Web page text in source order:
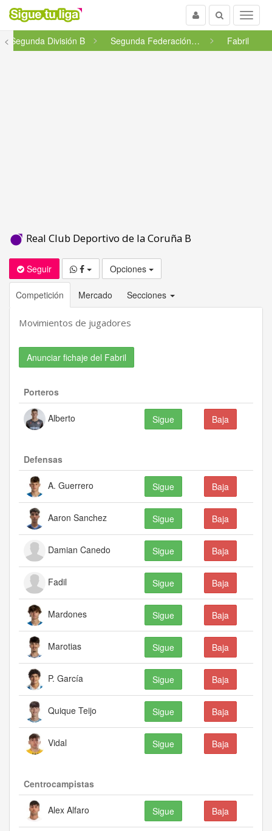
Menu
Buscar
Usuario
< Segunda División B Segunda Federación - Grupo 1 ... Fabril
Real Club Deportivo de la Coruña B
Seguir Opciones
Competición Mercado Secciones
Movimientos de jugadores
Anunciar fichaje del Fabril
Porteros
Alberto Sigue Baja
Defensas
A. Guerrero Sigue Baja
Aaron Sanchez Sigue Baja
Damian Canedo Sigue Baja
Fadil Sigue Baja
Mardones Sigue Baja
Marotias Sigue Baja
P. García Sigue Baja
Quique Teijo Sigue Baja
Vidal Sigue Baja
Centrocampistas
Alex Alfaro Sigue Baja